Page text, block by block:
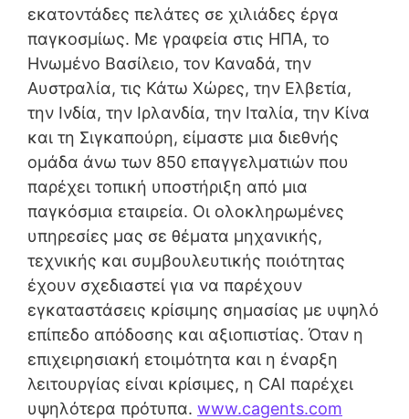
εκατοντάδες πελάτες σε χιλιάδες έργα
παγκοσμίως. Με γραφεία στις ΗΠΑ, το
Ηνωμένο Βασίλειο, τον Καναδά, την
Αυστραλία, τις Κάτω Χώρες, την Ελβετία,
την Ινδία, την Ιρλανδία, την Ιταλία, την Κίνα
και τη Σιγκαπούρη, είμαστε μια διεθνής
ομάδα άνω των 850 επαγγελματιών που
παρέχει τοπική υποστήριξη από μια
παγκόσμια εταιρεία. Οι ολοκληρωμένες
υπηρεσίες μας σε θέματα μηχανικής,
τεχνικής και συμβουλευτικής ποιότητας
έχουν σχεδιαστεί για να παρέχουν
εγκαταστάσεις κρίσιμης σημασίας με υψηλό
επίπεδο απόδοσης και αξιοπιστίας. Όταν η
επιχειρησιακή ετοιμότητα και η έναρξη
λειτουργίας είναι κρίσιμες, η CAI παρέχει
υψηλότερα πρότυπα. www.cagents.com